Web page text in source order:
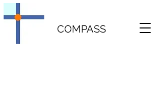
COMPASS